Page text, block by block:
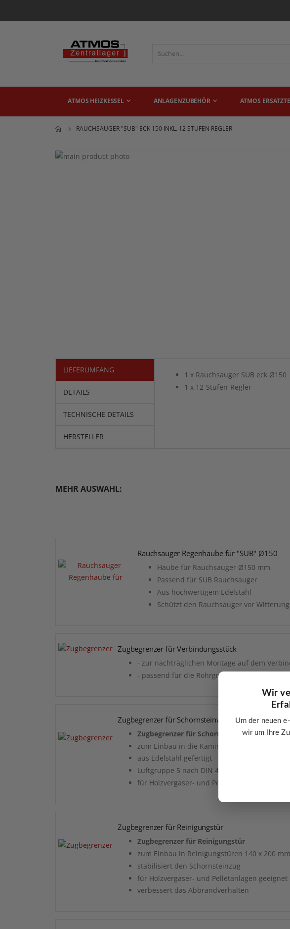
Wir
Um der neuen
wir um Ihre
ATMOS HEIZKESSEL ANLAGENZUBEHÖR ATMOS
RAUCHSAUGER "SUB" ECK 150 INKL. 12 STUFEN REGLER
Zum
LIEFERUMFANG
DETAILS
TECHNISCHE DETAILS
HERSTELLER
1 x Rauchsauger SUB eck Ø150
1 x 12-Stufen-Regler
MEHR AUSWAHL:
Rauchsauger Regenhaube für "SUB" Ø150
Haube für Rauchsauger Ø150 mm
Passend für SUB Rauchsauger
Aus hochwertigem Edelstahl
Schützt den Rauchsauger vor
Zugbegrenzer für Verbindungsstück
- zur nachträglichen Montage auf dem
- passend für die Rohrgrößen Ø130mm bis Ø
Zugbegrenzer für Schornsteinwange
Zugbegrenzer für Schornsteinwange
zum Einbau in die Kaminwange
aus Edelstahl gefertigt
Luftgruppe 5 nach DIN 4795
für Holzvergaser- und Pelletanlagen geeignet
Zugbegrenzer für Reinigungstür
Zugbegrenzer für Reinigungstür
zum Einbau in Reinigungstüren 140 x 200 mm
stabilisiert den Schornsteinzug
für Holzvergaser- und Pelletanlagen geeignet
verbessert das Abbrandverhalten